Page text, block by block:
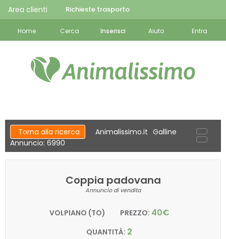
Area clienti Richieste trasporto
Home Cerca Inserisci Aiuto Entra
Torna alla ricerca Animalissimo.it Galline
Annuncio: 6990
Coppia padovana
Annuncio di vendita
VOLPIANO (TO) PREZZO: 40€
QUANTITÀ: 2